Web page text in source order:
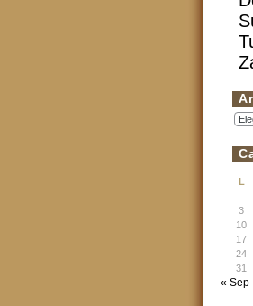
L
3
10
17
24
31
« Sep